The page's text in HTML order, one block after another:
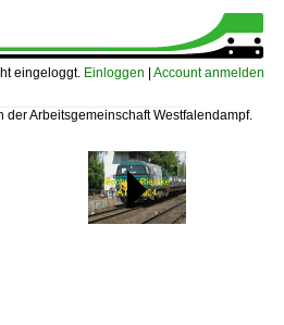
eingeloggt. Einloggen Account anmelden
der Arbeitsgemeinschaft Westfalendampf.